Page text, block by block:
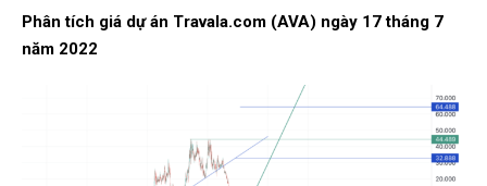
Phân tích giá dự án Travala.com (AVA) ngày 17 tháng 7
năm 2022